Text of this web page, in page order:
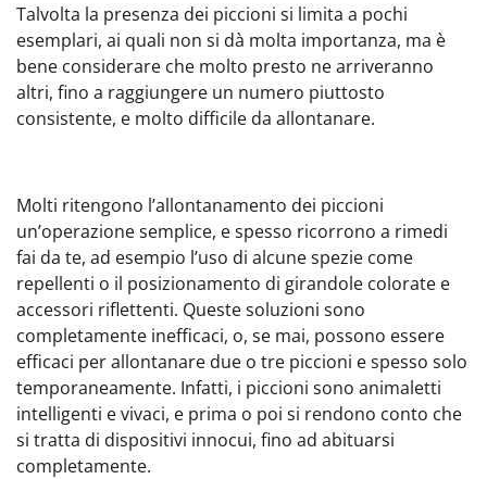
Talvolta la presenza dei piccioni si limita a pochi
esemplari, ai quali non si dà molta importanza, ma è
bene considerare che molto presto ne arriveranno
altri, fino a raggiungere un numero piuttosto
consistente, e molto difficile da allontanare.
Molti ritengono l’allontanamento dei piccioni
un’operazione semplice, e spesso ricorrono a rimedi
fai da te, ad esempio l’uso di alcune spezie come
repellenti o il posizionamento di girandole colorate e
accessori riflettenti. Queste soluzioni sono
completamente inefficaci, o, se mai, possono essere
efficaci per allontanare due o tre piccioni e spesso solo
temporaneamente. Infatti, i piccioni sono animaletti
intelligenti e vivaci, e prima o poi si rendono conto che
si tratta di dispositivi innocui, fino ad abituarsi
completamente.